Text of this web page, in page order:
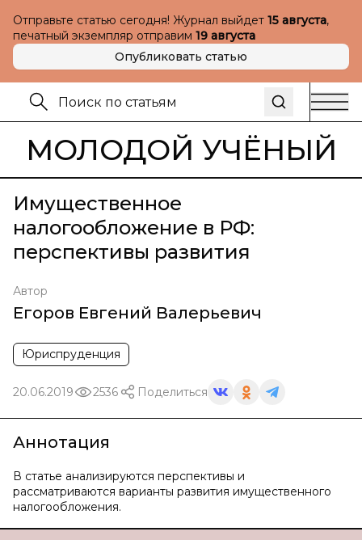
Отправьте статью сегодня! Журнал выйдет 15 августа,
печатный экземпляр отправим 19 августа
Опубликовать статью
МОЛОДОЙ УЧЁНЫЙ
Имущественное
налогообложение в РФ:
перспективы развития
Автор
Егоров Евгений Валерьевич
Юриспруденция
20.06.2019 2536 Поделиться
Аннотация
В статье анализируются перспективы и
рассматриваются варианты развития имущественного
налогообложения.